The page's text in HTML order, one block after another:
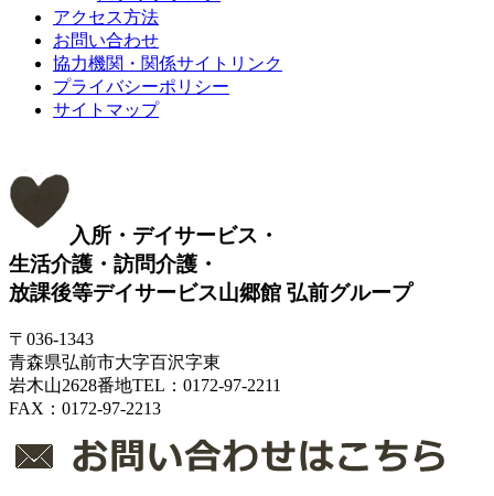
アクセス方法
お問い合わせ
協力機関・関係サイトリンク
プライバシーポリシー
サイトマップ
入所・デイサービス・
生活介護・訪問介護・
放課後等デイサービス山郷館 弘前グループ
〒036-1343
青森県弘前市大字百沢字東
岩木山2628番地TEL：0172-97-2211
FAX：0172-97-2213